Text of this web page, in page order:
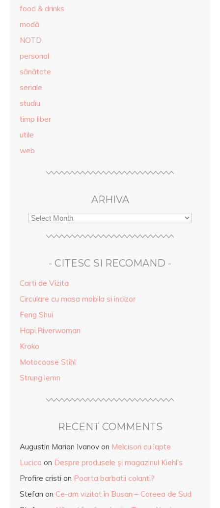
food & drinks
modă
NOTD
personal
sănătate
seriale
studiu
timp liber
utile
web
ARHIVA
- CITESC SI RECOMAND -
Carti de Vizita
Circulare cu masa mobila si incizor
Feng Shui
Hapi.Riverwoman
Kroko
Motocoase Stihl
Strung lemn
RECENT COMMENTS
Augustin Marian Ivanov on Melcisori cu lapte
Lucica on Despre produsele și magazinul Kiehl’s
Profire cristi on Poarta barbatii colanti?
Stefan on Ce-am vizitat în Busan – Coreea de Sud